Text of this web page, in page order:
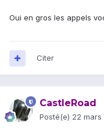
Oui en gros les appels
Citer
CastleRoad
Posté(e) 22 mars